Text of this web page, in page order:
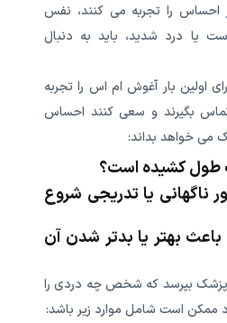
احساس را تجربه می کنند، نفس
یا درد شدید، باید به دنبال
اولین بار آغوش ام اس را تجربه
بگیرند و سعی کنند احساس
می خواهد بداند:
طول کشیده است؟
ناگهانی یا تدریجی شروع
باعث بهتر یا بدتر شدن آن
بپرسد که شخص چه دردی را
ممکن است شامل موارد زیر باشد: